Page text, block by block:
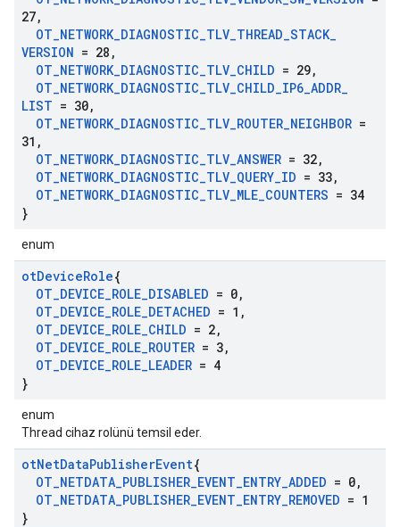
27,
OT_NETWORK_DIAGNOSTIC_TLV_THREAD_STACK_
VERSION = 28 ,
OT_NETWORK_DIAGNOSTIC_TLV_CHILD = 29,
OT_NETWORK_DIAGNOSTIC_TLV_CHILD_IP6_ADDR_
LIST = 30,
OT_NETWORK_DIAGNOSTIC_TLV_ROUTER_NEIGHBOR =
31 ,
OT_NETWORK_DIAGNOSTIC_TLV_ANSWER = 32,
OT_NETWORK_DIAGNOSTIC_TLV_QUERY_ID = 33,
OT_NETWORK_DIAGNOSTIC_TLV_MLE_COUNTERS = 34
}
enum
otDeviceRole{
OT_DEVICE_ROLE_DISABLED = 0,
OT_DEVICE_ROLE_DETACHED = 1 ,
OT_DEVICE_ROLE_CHILD = 2,
OT_DEVICE_ROLE_ROUTER = 3,
OT_DEVICE_ROLE_LEADER = 4
}
enum
Thread cihaz rolünü temsil eder.
otNetDataPublisherEvent{
OT_NETDATA_PUBLISHER_EVENT_ENTRY_ADDED = 0,
OT_NETDATA_PUBLISHER_EVENT_ENTRY_REMOVED = 1
}